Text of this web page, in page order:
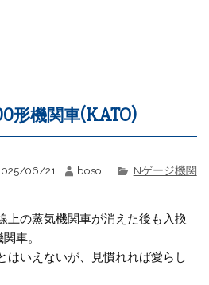
形機関車(KATO)
06/21 boso
Nゲージ機関
上の蒸気機関車が消えた後も入換
車。
はいえないが、見慣れれば愛らし